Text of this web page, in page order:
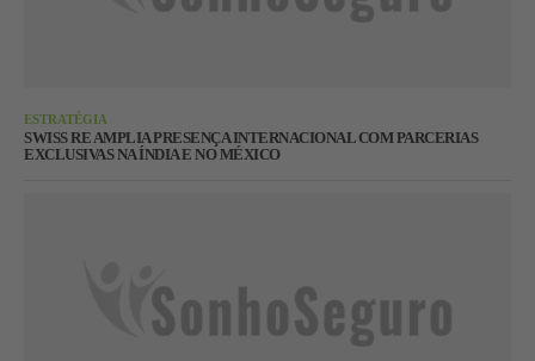
ESTRATÉGIA
SWISS RE AMPLIA PRESENÇA INTERNACIONAL COM PARCERIAS
EXCLUSIVAS NA ÍNDIA E NO MÉXICO